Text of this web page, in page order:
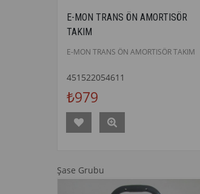
E-MON TRANS ÖN AMORTISÖR
TAKIM
E-MON TRANS ÖN AMORTISÖR TAKIM
451522054611
₺979
Şase Grubu